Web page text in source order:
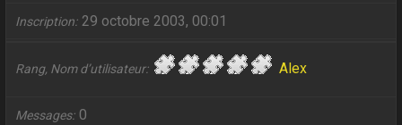
Inscription 29 octobre 2003, 00:01
Rang, Nom d’utilisateur Alex
Messages 0